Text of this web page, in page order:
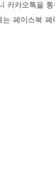
카카오톡을
는 페이스북